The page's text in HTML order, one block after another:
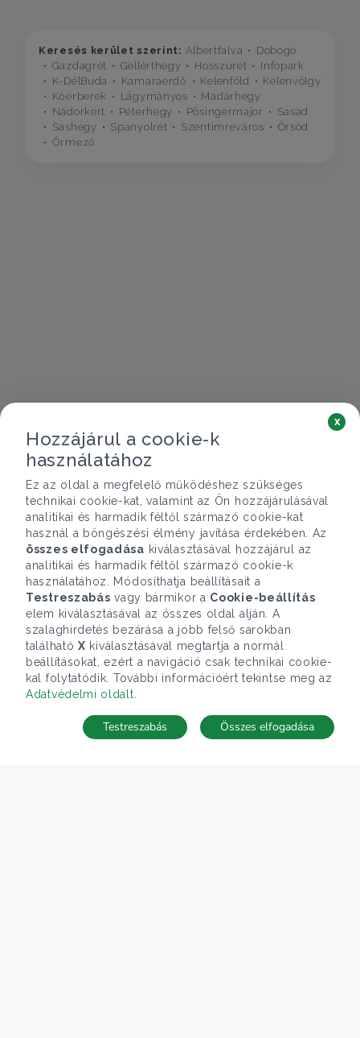
Keresés kerület szerint: Albertfalva
Dobogó
Gazdagrét
Gellérthegy Hosszúrét
Infopark
K-DélBuda
Kamaraerdő Kelenföld
Kelenvölgy
Kőérberek
Lágymányos
Madárhegy
Nádorkert
Péterhegy Pösingermajor
Sasad
Sashegy
Spanyolrét Szentimreváros
Örsöd
Őrmező
Keresés mentése
Hozzájárul a cookie-k
használatához
Ez az oldal a megfelelő működéshez szükséges
technikai cookie-kat, valamint az Ön hozzájárulásával
analitikai és harmadik féltől származó cookie-kat
használ a böngészési élmény javítása érdekében. Az
összes elfogadása kiválasztásával hozzájárul az
analitikai és harmadik féltől származó cookie-k
használatához. Módosíthatja beállításait a
Testreszabás vagy bármikor a Cookie-beállítás
elem kiválasztásával az összes oldal alján. A
szalaghirdetés bezárása a jobb felső sarokban
található X kiválasztásával megtartja a normál
beállításokat, ezért a navigáció csak technikai cookie-
kal folytatódik. További információért tekintse meg az
Adatvédelmi oldalt
x
Összes elfogadása
Testreszabás